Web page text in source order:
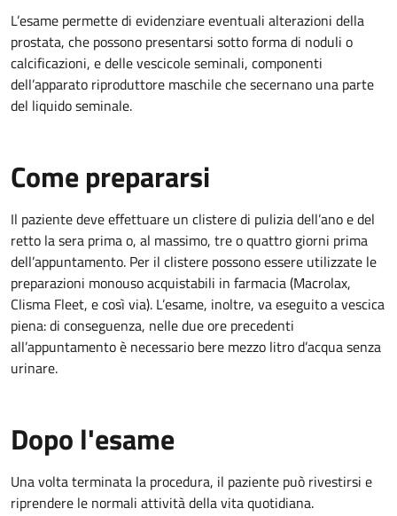
L’esame permette di evidenziare eventuali alterazioni della
prostata, che possono presentarsi sotto forma di noduli o
calcificazioni, e delle vescicole seminali, componenti
dell’apparato riproduttore maschile che secernano una parte
del liquido seminale.
Come prepararsi
Il paziente deve effettuare un clistere di pulizia dell’ano e del
retto la sera prima o, al massimo, tre o quattro giorni prima
dell’appuntamento. Per il clistere possono essere utilizzate le
preparazioni monouso acquistabili in farmacia (Macrolax,
Clisma Fleet, e così via). L’esame, inoltre, va eseguito a vescica
piena: di conseguenza, nelle due ore precedenti
all’appuntamento è necessario bere mezzo litro d’acqua senza
urinare.
Dopo l'esame
Una volta terminata la procedura, il paziente può rivestirsi e
riprendere le normali attività della vita quotidiana.